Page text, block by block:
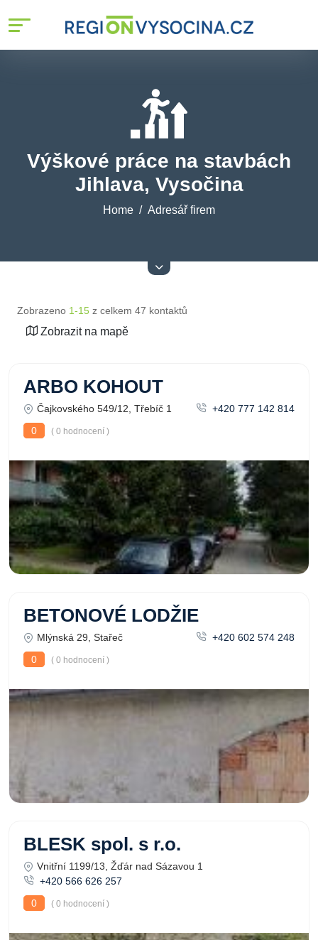
Výškové práce na stavbách
Jihlava, Vysočina
Home Adresář firem
Zobrazeno 1-15 z celkem 47 kontaktů
Zobrazit na mapě
ARBO KOHOUT
Čajkovského 549/12, Třebíč 1
+420 777 142 814
0
( 0 hodnocení )
BETONOVÉ LODŽIE
Mlýnská 29, Stařeč
+420 602 574 248
0
( 0 hodnocení )
BLESK spol. s r.o.
Vnitřní 1199/13, Žďár nad Sázavou 1
+420 566 626 257
0
( 0 hodnocení )